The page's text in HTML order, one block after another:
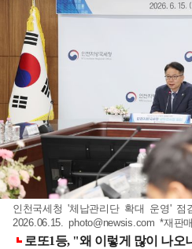
인천국세청 '체납관리단 확대 운영' 점
2026.06.15.photo@newsis.com *재판